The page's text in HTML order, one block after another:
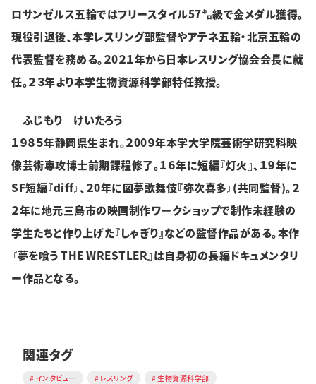
ロサンゼルス五輪ではフリースタイル57㌔級で金メダル獲得。
現役引退後、本学レスリング部監督やアテネ五輪・北京五輪の
代表監督を務める。２0２１年から日本レスリング協会会長に就
任。２３年より本学生物資源科学部特任教授。
ふじもり けいたろう
１９８５年静岡県生まれ。２00９年本学大学院芸術学研究科映
像芸術専攻博士前期課程修了。１６年に短編『灯火』、１９年に
SF短編『diff』、２0年に図夢歌舞伎『弥次喜多』(共同監督)。２
２年に地元三島市の映画制作ワークショップで制作未経験の
学生たちと作り上げた『しゃぎり』などの監督作品がある。本作
『夢を喰う THE WRESTLER』は自身初の長編ドキュメンタリ
ー作品となる。
関連タグ
インタビュー レスリング 生物資源科学部